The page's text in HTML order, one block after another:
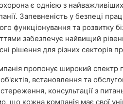
є однією з
Запевненість у безпеці
функціонування та розвитку
забезпечує найвищий
рішення для різних секторів
пропонує широкий спектр
встановлення та
консультації з
що кожна компанія має свої